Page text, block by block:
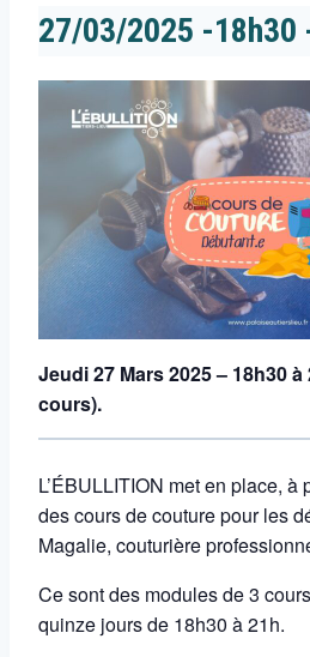
27/03/2025 -18h30
Jeudi 27 Mars 2025 – 18h30
cours).
L’ÉBULLITION met en place, à
des cours de couture pour les
Magalie, couturière
Ce sont des modules de 3
quinze jours de 18h30 à 21h.